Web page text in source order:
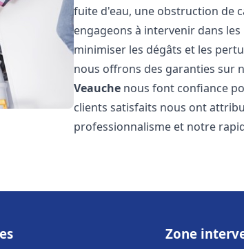
fuite d'eau, une obstruction de
engageons à intervenir dans
minimiser les dégâts et les
nous offrons des garanties sur
Veauche nous font confiance
clients satisfaits nous ont
professionnalisme et notre
Zone